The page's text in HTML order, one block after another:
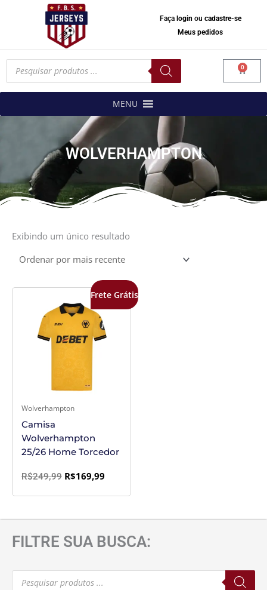
Faça loginou cadastre-se
Meus pedidos
Pesquisar
produtos 0
MENU
WOLVERHAMPTON
FILTRE SUA BUSCA:
Pesquisar
produtos
Exibindo um único resultado
Frete Grátis
Wolverhampton
Camisa
Wolverhampton
25/26 Home Torcedor
R$249,99
preço
original
R$249,99.
R$169,99
O
é:
R$169,99.